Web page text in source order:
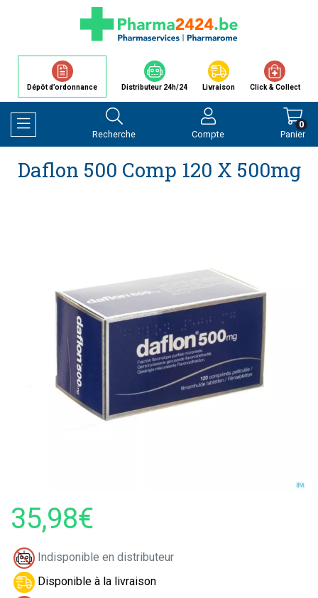
Dépôt d’ordonnance Distributeur 24h/24 Livraison Click & Collect
Afficher la navigation
Recherche Compte Panier
0
Daflon 500 Comp 120 X 500mg
35,98€
Indisponible en distributeur
Disponible à la livraison